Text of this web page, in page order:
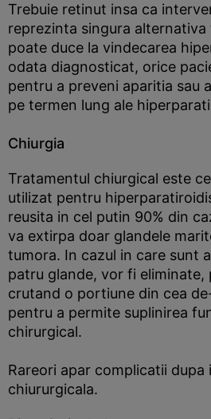
Trebuie retinut insa ca
reprezinta singura
poate duce la vindecarea
odata diagnosticat, orice
pentru a preveni aparitia sau
pe termen lung ale
Chiurgia
Tratamentul chiurgical este
utilizat pentru
reusita in cel putin 90% din
va extirpa doar glandele
tumora. In cazul in care sunt
patru glande, vor fi eliminate,
crutand o portiune din cea
pentru a permite suplinirea
chirurgical.
Rareori apar complicatii dupa
chiururgicala.